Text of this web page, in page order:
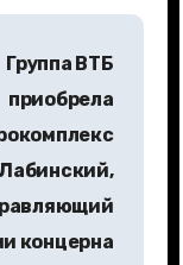
Группа ВТБ
приобрела
Лабинский,
концерна